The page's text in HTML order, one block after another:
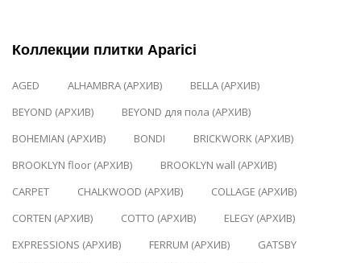
Коллекции плитки Aparici
AGED ALHAMBRA (АРХИВ)
BELLA (АРХИВ)
BEYOND (АРХИВ)
BEYOND для пола (АРХИВ)
BOHEMIAN (АРХИВ)
BONDI
BRICKWORK (АРХИВ)
BROOKLYN floor (АРХИВ)
BROOKLYN wall (АРХИВ)
CARPET
CHALKWOOD (АРХИВ)
COLLAGE (АРХИВ)
CORTEN (АРХИВ)
COTTO (АРХИВ)
ELEGY (АРХИВ)
EXPRESSIONS (АРХИВ)
FERRUM (АРХИВ)
GATSBY